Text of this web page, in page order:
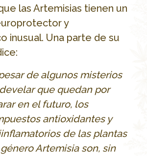
las Artemisias tienen un
y
inusual. Una parte de su
de algunos misterios
que quedan por
en el futuro, los
antioxidantes y
de las plantas
énero Artemisia son, sin